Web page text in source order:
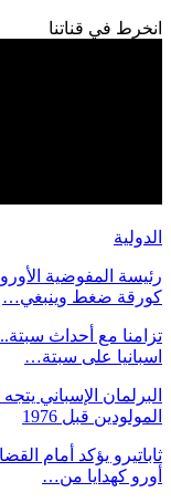
انخرط في قناتنا
الدولية
رئيسة المفوضية
كورقة ضغط وينبغي…
تزامنا مع أحداث
اسبانيا على سبتة…
البرلمان الإسباني
المولودين قبل 1976
أورو كهدايا من…